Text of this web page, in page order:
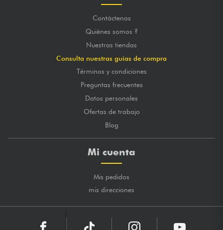
Contáctenos
Quiénes somos ?
Nuestras tiendas
Consulta nuestras guías de compra
Términos y condiciones
Preguntas frecuentes
Datos personales
Ofertas de trabajo
Blog
Mi cuenta
Mis pedidos
mis direcciones